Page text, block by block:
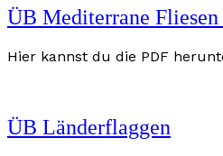
ÜB Mediterrane Fliesen
Hier kannst du die PDF
ÜB Länderflaggen